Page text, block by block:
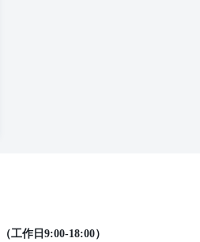
（工作日9:00-18:00）